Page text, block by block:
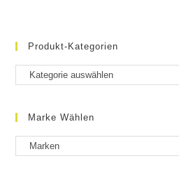
Produkt-Kategorien
Marke Wählen